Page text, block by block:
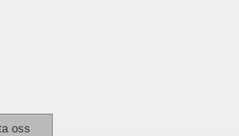
oss